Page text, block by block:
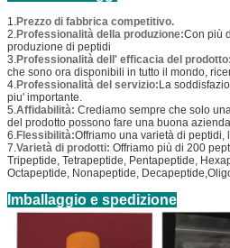
1. Prezzo di fabbrica competitivo.
2. Professionalità della produzione:Con più
produzione di peptidi
3. Professionalità dell' efficacia del prodotto:
che sono ora disponibili in tutto il mondo,
4. Professionalità del servizio:La
piu' importante.
5. Affidabilità: Crediamo sempre che solo
del prodotto possono fare una buona azienda.
6. Flessibilità:Offriamo una varietà di peptidi,
7. Varietà di prodotti: Offriamo più di 200
Tripeptide, Tetrapeptide, Pentapeptide,
Octapeptide, Nonapeptide,
Imballaggio e spedizione